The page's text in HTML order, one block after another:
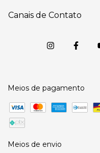
Canais de Contato
Meios de pagamento
Meios de envio